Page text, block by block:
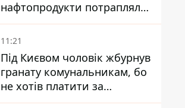
нафтопродукти потрапляли
до озер
11:21
Під Києвом чоловік жбурнув
гранату комунальникам, бо
не хотів платити за
квитанціями